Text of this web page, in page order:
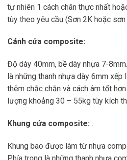
tự nhiên 1 cách chân thực nhất
tùy theo yêu cầu (Sơn 2K hoặc
Cánh cửa composite: .
Độ dày 40mm, bề dày nhựa 7-
là những thanh nhựa dày 6mm
thêm chắc chắn và cách âm tốt
lượng khoảng 30 – 55kg tùy kích
Khung cửa composite: .
Khung bao được làm từ nhựa